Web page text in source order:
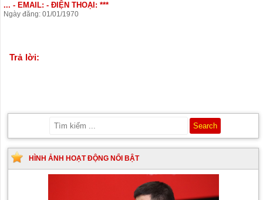
... - EMAIL: - ĐIỆN THOẠI: ***
Ngày đăng: 01/01/1970
Trả lời:
HÌNH ẢNH HOẠT ĐỘNG NỔI BẬT